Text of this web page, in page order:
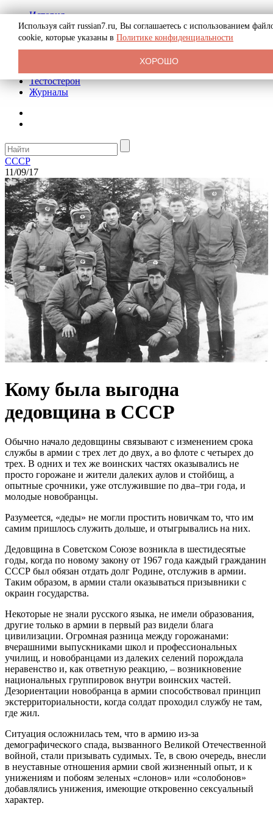
История
Биография
Криминал
Реклама на сайте
Тестостерон
Журналы
СССР
11/09/17
Кому была выгодна
дедовщина в СССР
Обычно начало дедовщины связывают с изменением срока
службы в армии с трех лет до двух, а во флоте с четырех до
трех. В одних и тех же воинских частях оказывались не
просто горожане и жители далеких аулов и стойбищ, а
опытные срочники, уже отслужившие по два–три года, и
молодые новобранцы.
Разумеется, «деды» не могли простить новичкам то, что им
самим пришлось служить дольше, и отыгрывались на них.
Дедовщина в Советском Союзе возникла в шестидесятые
годы, когда по новому закону от 1967 года каждый гражданин
СССР был обязан отдать долг Родине, отслужив в армии.
Таким образом, в армии стали оказываться призывники с
окраин государства.
Некоторые не знали русского языка, не имели образования,
другие только в армии в первый раз видели блага
цивилизации. Огромная разница между горожанами:
вчерашними выпускниками школ и профессиональных
училищ, и новобранцами из далеких селений порождала
неравенство и, как ответную реакцию, – возникновение
национальных группировок внутри воинских частей.
Дезориентации новобранца в армии способствовал принцип
экстерриториальности, когда солдат проходил службу не там,
где жил.
Ситуация осложнилась тем, что в армию из-за
демографического спада, вызванного Великой Отечественной
войной, стали призывать судимых. Те, в свою очередь, внесли
в неуставные отношения армии свой жизненный опыт, и к
унижениям и побоям зеленых «слонов» или «солобонов»
добавлялись унижения, имеющие откровенно сексуальный
характер.
Используя сайт russian7.ru, Вы соглашаетесь с использованием
cookie, которые указаны в Политике конфиденциальности
ХОРОШО